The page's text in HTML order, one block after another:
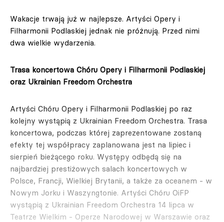
Wakacje trwają już w najlepsze. Artyści Opery i
Filharmonii Podlaskiej jednak nie próżnują. Przed nimi
dwa wielkie wydarzenia.
Trasa koncertowa Chóru Opery i Filharmonii Podlaskiej
oraz Ukrainian Freedom Orchestra
Artyści Chóru Opery i Filharmonii Podlaskiej po raz
kolejny wystąpią z Ukrainian Freedom Orchestra. Trasa
koncertowa, podczas której zaprezentowane zostaną
efekty tej współpracy zaplanowana jest na lipiec i
sierpień bieżącego roku. Występy odbędą się na
najbardziej prestiżowych salach koncertowych w
Polsce, Francji, Wielkiej Brytanii, a także za oceanem - w
Nowym Jorku i Waszyngtonie. Artyści Chóru OiFP
wystąpią z Ukrainian Freedom Orchestra 14 lipca w
Teatrze Wielkim - Operze Narodowej w Warszawie oraz